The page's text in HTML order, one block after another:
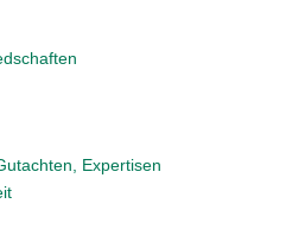
Expertisen